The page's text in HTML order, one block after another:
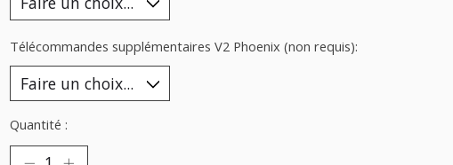
Télécommandes supplémentaires V2 Phoenix (non requis):
Quantité :